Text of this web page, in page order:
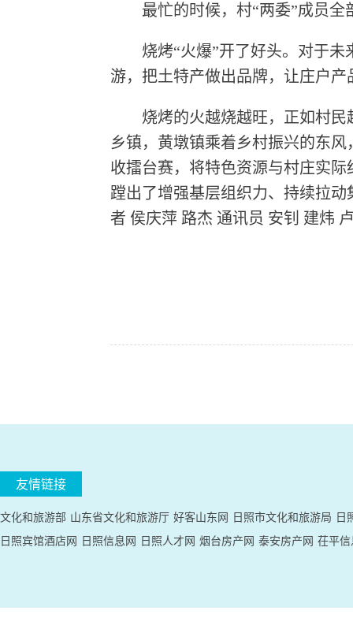
最忙的时候，村“两委”成员全
烧烤“火爆”开了好头。对于未
游，把土特产做出品牌，让庄户
烧烤的火越烧越旺，正如村民
乡镇，黄墩镇乘着乡村振兴的东
收擂台赛，将特色资源与村庄实
蹚出了增强基层组织力、持续拉
者 侯庆萍 路杰 通讯员 安钊 建炜
友情链接
文化和旅游部 山东省文化和旅游厅 好客山东网 日照市文化和旅游局 日
日照宾馆酒店网 日照信息网 日照人才网 烟台房产网 泰安房产网 茌平